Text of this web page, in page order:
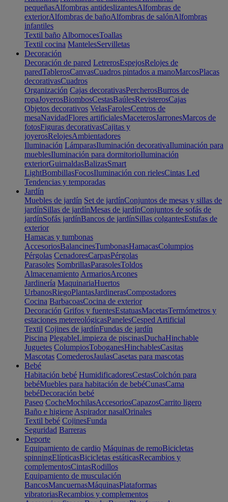
pequeñasAlfombras antideslizantesAlfombras de
exteriorAlfombras de bañoAlfombras de salónAlfombras
infantiles
Textil baño AlbornocesToallas
Textil cocina MantelesServilletas
Decoración
Decoración de pared LetrerosEspejosRelojes de
paredTablerosCanvasCuadros pintados a manoMarcosPlacas
decorativasCuadros
Organización Cajas decorativasPercherosBurros de
ropaJoyerosBiombosCestasBaúlesRevisterosCajas
Objetos decorativos VelasFarolesCentros de
mesaNavidadFlores artificialesMaceterosJarronesMarcos de
fotosFiguras decorativasCajitas y
joyerosRelojesAmbientadores
Iluminación LámparasIluminación decorativaIluminación para
mueblesIluminación para dormitorioIluminación
exteriorGuirnaldasBalizasSmart
LightBombillasFocosIluminación con rielesCintas Led
Tendencias y temporadas
Jardín
Muebles de jardín Set de jardínConjuntos de mesas y sillas de
jardínSillas de jardínMesas de jardínConjuntos de sofás de
jardínSofás jardínBancos de jardínSillas colgantesEstufas de
exterior
Hamacas y tumbonas
AccesoriosBalancinesTumbonasHamacasColumpios
Pérgolas CenadoresCarpasPérgolas
Parasoles SombrillasParasolesToldos
Almacenamiento ArmariosArcones
Jardinería MaquinariaHuertos
UrbanosRiegoPlantasJardinerasCompostadores
Cocina BarbacoasCocina de exterior
Decoración Grifos y fuentesEstatuasMacetasTermómetros y
estaciones metereológicasPanelesCesped Artificial
Textil Cojines de jardínFundas de jardín
Piscina PlegableLimpieza de piscinasDuchaHinchable
Juguetes ColumpiosToboganesHinchablesCasitas
Mascotas ComederosJaulasCasetas para mascotas
Bebé
Habitación bebé HumidificadoresCestasColchón para
bebéMuebles para habitación de bebéCunasCama
bebéDecoración bebé
Paseo CocheMochilasAccesoriosCapazosCarrito ligero
Baño e higiene Aspirador nasalOrinales
Textil bebé CojinesFunda
Seguridad Barreras
Deporte
Equipamiento de cardio Máquinas de remoBicicletas
spinningElípticasBicicletas estáticasRecambios y
complementosCintasRodillos
Equipamiento de musculación
BancosMancuernasMáquinasPlataformas
vibratoriasRecambios y complementos